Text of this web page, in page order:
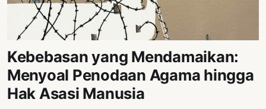
Kebebasan yang Mendamaikan:
Menyoal Penodaan Agama hingga
Hak Asasi Manusia